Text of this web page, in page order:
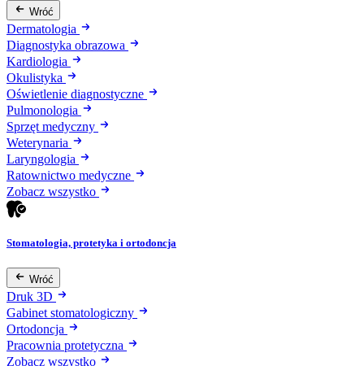
Wróć
Dermatologia
Diagnostyka obrazowa
Kardiologia
Okulistyka
Oświetlenie diagnostyczne
Pulmonologia
Sprzęt medyczny
Weterynaria
Laryngologia
Ratownictwo medyczne
Zobacz wszystko
Stomatologia, protetyka i ortodoncja
Wróć
Druk 3D
Gabinet stomatologiczny
Ortodoncja
Pracownia protetyczna
Zobacz wszystko